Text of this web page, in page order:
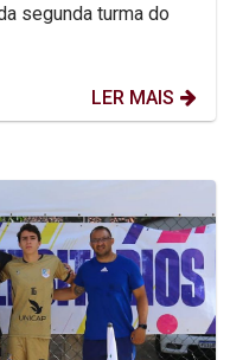
segunda turma do
LER MAIS